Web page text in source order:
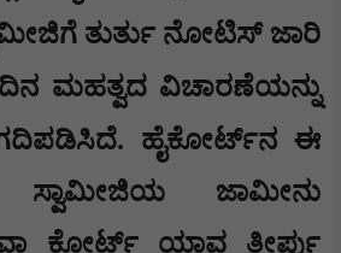
ತುರ್ತು ನೋಟಿಸ್ ಜಾರಿ
ಮಹತ್ವದ ವಿಚಾರಣೆಯನ್ನು
ಹೈಕೋರ್ಟ್‌ನ ಈ
ಸ್ವಾಮೀಜಿಯ ಜಾಮೀನು
ಕೋರ್ಟ್ ಯಾವ ತೀರ್ಪು